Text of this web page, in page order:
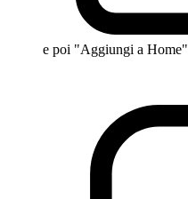
e poi "Aggiungi a Home"